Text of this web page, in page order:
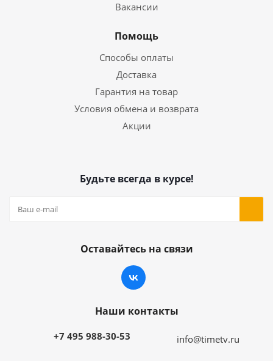
Вакансии
Помощь
Способы оплаты
Доставка
Гарантия на товар
Условия обмена и возврата
Акции
Будьте всегда в курсе!
Оставайтесь на связи
Наши контакты
+7 495 988-30-53 info@timetv.ru